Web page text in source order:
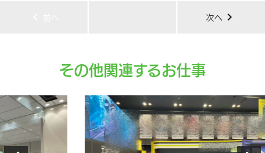
次へ chevron_right
その他関連するお仕事